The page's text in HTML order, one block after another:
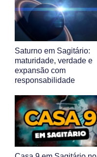
Saturno em Sagitário:
maturidade, verdade e
expansão com
responsabilidade